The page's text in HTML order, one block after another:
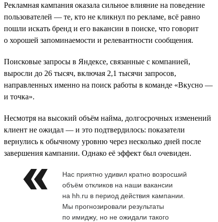
Рекламная кампания оказала сильное влияние на поведение
пользователей — те, кто не кликнул по рекламе, всё равно
пошли искать бренд и его вакансии в поиске, что говорит
о хорошей запоминаемости и релевантности сообщения.
Поисковые запросы в Яндексе, связанные с компанией,
выросли до 26 тысяч, включая 2,1 тысячи запросов,
направленных именно на поиск работы в команде «Вкусно —
и точка».
Несмотря на высокий объём найма, долгосрочных изменений
клиент не ожидал — и это подтвердилось: показатели
вернулись к обычному уровню через несколько дней после
завершения кампании. Однако её эффект был очевиден.
Нас приятно удивил кратно возросший
объём откликов на наши вакансии
на hh.ru в период действия кампании.
Мы прогнозировали результаты
по имиджу, но не ожидали такого